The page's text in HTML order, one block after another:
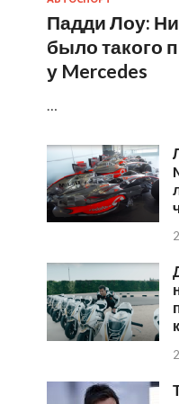
Падди Лоу: Ни
было такого
у Mercedes